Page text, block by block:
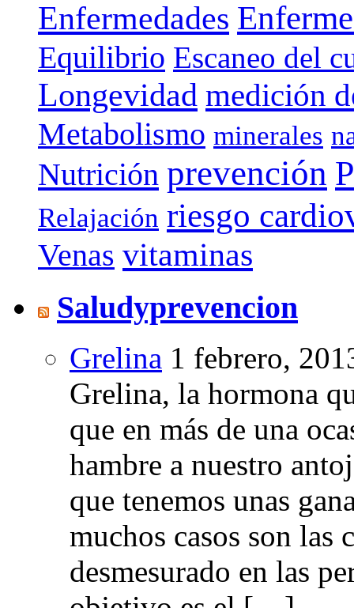
Enfermedades
Equilibrio Escaneo del
Longevidad medición
Metabolismo minerales
Nutrición prevención
Relajación riesgo
Venas vitaminas
Saludyprevencion
Grelina 1 febrero,
Grelina, la hormona
que en más de una
hambre a nuestro
que tenemos unas
muchos casos son las
desmesurado en las